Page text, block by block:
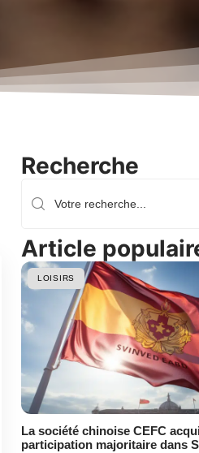
Recherche
Article
LOISIRS
La société chinoise CEFC
participation majoritaire dans